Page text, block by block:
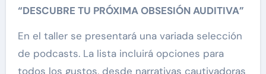
“DESCUBRE TU PRÓXIMA OBSESIÓN AUDITIVA”
En el taller se presentará una variada selección
de podcasts. La lista incluirá opciones para
todos los gustos, desde narrativas cautivadoras